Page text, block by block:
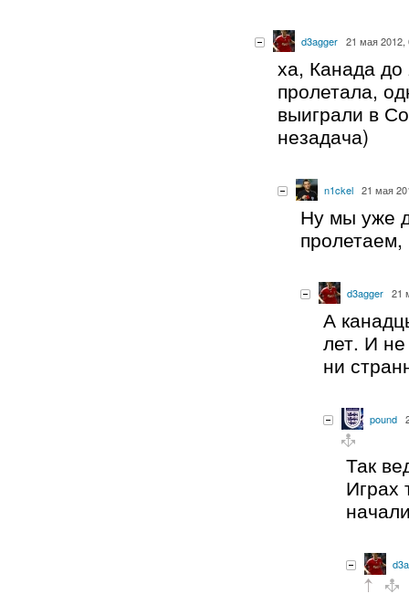
d3agger 21 мая 2012,
ха, Канада до
пролетала,
выиграли в
незадача)
n1ckel 21 мая
Ну мы уже
d3agger 21
А
лет. И не
ни
pound
Так
Играх